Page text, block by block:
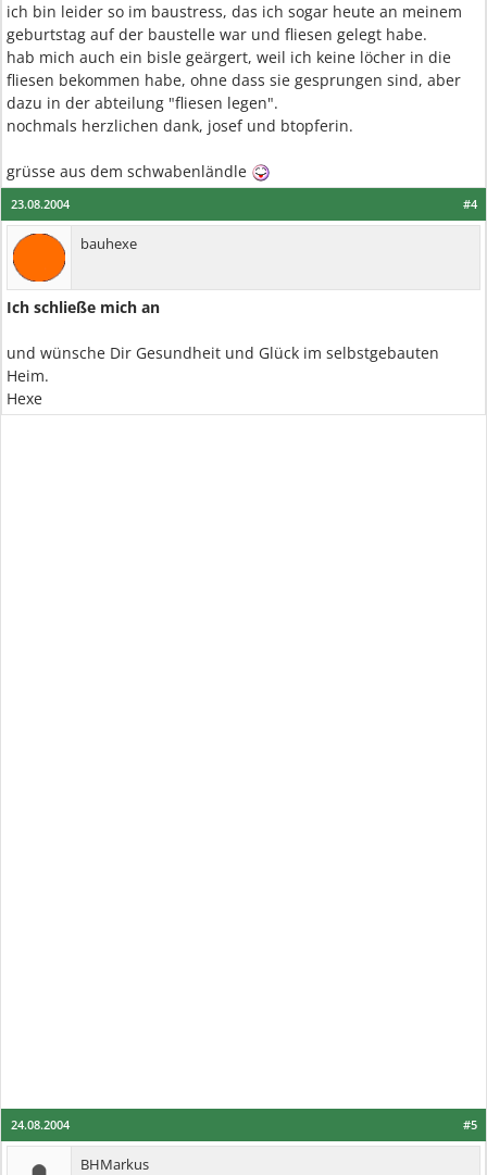
ich bin leider so im baustress, das ich sogar heute an meinem
geburtstag auf der baustelle war und fliesen gelegt habe.
hab mich auch ein bisle geärgert, weil ich keine löcher in die
fliesen bekommen habe, ohne dass sie gesprungen sind, aber
dazu in der abteilung "fliesen legen".
nochmals herzlichen dank, josef und btopferin.
grüsse aus dem schwabenländle
#4
23.08.2004
bauhexe
Ich schließe mich an
und wünsche Dir Gesundheit und Glück im selbstgebauten
Heim.
Hexe
#5
24.08.2004
BHMarkus